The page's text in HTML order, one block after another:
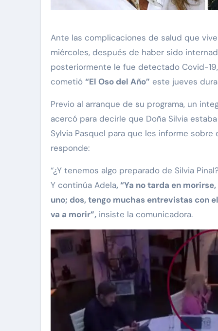
Ante las complicaciones de salud que
miércoles, después de haber sido
posteriormente le fue detectado Covid-
cometió “El Oso del Año” este jueves
Previo al arranque de su programa, un
acercó para decirle que Doña Silvia
Sylvia Pasquel para que les informe
responde:
“¿Y tenemos algo preparado de Silvia
Y continúa Adela, “Ya no tarda en
uno; dos, tengo muchas entrevistas con
va a morir”, insiste la comunicadora.